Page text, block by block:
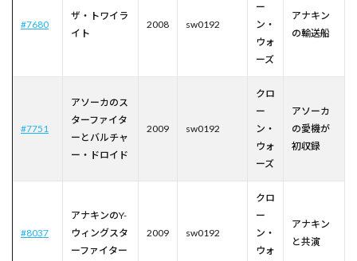
#7680
ザ・トワイラ
イト
2008 sw0192
ー
ン・
ウォ
ーズ
アナキン
の輸送船
#7751
アソーカのス
ターファイタ
ーとバルチャ
ー・ドロイド
2009 sw0192
クロ
ー
ン・
ウォ
ーズ
アソーカ
の愛機が
初収録
#8037
アナキンのY-
ウィングスタ
ーファイター
2009 sw0192
クロ
ー
ン・
ウォ
アナキン
と共演